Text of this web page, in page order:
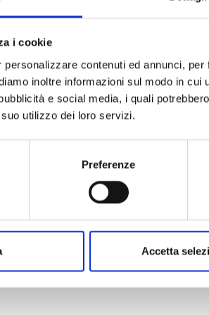
i cookie
contenuti ed annunci,
inoltre informazioni sul modo in
e social media, i quali
utilizzo dei loro servizi.
Preferenze
Accetta
sito
e
...
NEWS
Come Indicizzare un Sito
ricerca è un passaggio
che il tuo sito ...